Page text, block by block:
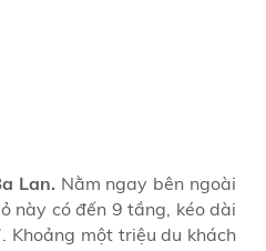
Lan. Nằm ngay bên ngoài
này có đến 9 tầng, kéo dài
Khoảng một triệu du khách